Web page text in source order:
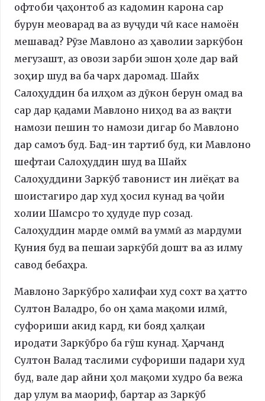
офтоби ҷаҳонтоб аз кадомин карона сар
бурун меоварад ва аз вуҷуди чӣ касе намоён
мешавад? Рӯзе Мавлоно аз ҳаволии заркӯбон
мегузашт, аз овози зарби эшон ҳоле дар вай
зоҳир шуд ва ба чарх даромад. Шайх
Салоҳуддин ба илҳом аз дӯкон берун омад ва
сар дар қадами Мавлоно ниҳод ва аз вақти
намози пешин то намози дигар бо Мавлоно
дар самоъ буд. Бад-ин тартиб буд, ки Мавлоно
шефтаи Салоҳуддин шуд ва Шайх
Салоҳуддини Заркӯб тавонист ин лиёқат ва
шоистагиро дар худ ҳосил кунад ва ҷойи
холии Шамсро то ҳудуде пур созад.
Салоҳуддин марде оммӣ ва уммӣ аз мардуми
Қуния буд ва пешаи заркӯбӣ дошт ва аз илму
савод бебаҳра.
Мавлоно Заркӯбро халифаи худ сохт ва ҳатто
Султон Валадро, бо он ҳама мақоми илмӣ,
суфориши акид кард, ки бояд ҳалқаи
иродати Заркӯбро ба гӯш кунад. Ҳарчанд
Султон Валад таслими суфориши падари худ
буд, вале дар айни ҳол мақоми худро ба вежа
дар улум ва маориф, бартар аз Заркӯб